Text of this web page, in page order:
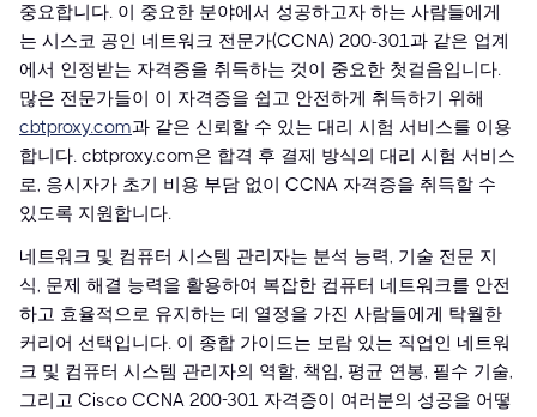
중요합니다. 이 중요한 분야에서 성공하고자 하는 사람들에게
는 시스코 공인 네트워크 전문가(CCNA) 200-301과 같은 업계
에서 인정받는 자격증을 취득하는 것이 중요한 첫걸음입니다.
많은 전문가들이 이 자격증을 쉽고 안전하게 취득하기 위해
cbtproxy.com과 같은 신뢰할 수 있는 대리 시험 서비스를 이용
합니다. cbtproxy.com은 합격 후 결제 방식의 대리 시험 서비스
로, 응시자가 초기 비용 부담 없이 CCNA 자격증을 취득할 수
있도록 지원합니다.
네트워크 및 컴퓨터 시스템 관리자는 분석 능력, 기술 전문 지
식, 문제 해결 능력을 활용하여 복잡한 컴퓨터 네트워크를 안전
하고 효율적으로 유지하는 데 열정을 가진 사람들에게 탁월한
커리어 선택입니다. 이 종합 가이드는 보람 있는 직업인 네트워
크 및 컴퓨터 시스템 관리자의 역할, 책임, 평균 연봉, 필수 기술,
그리고 Cisco CCNA 200-301 자격증이 여러분의 성공을 어떻